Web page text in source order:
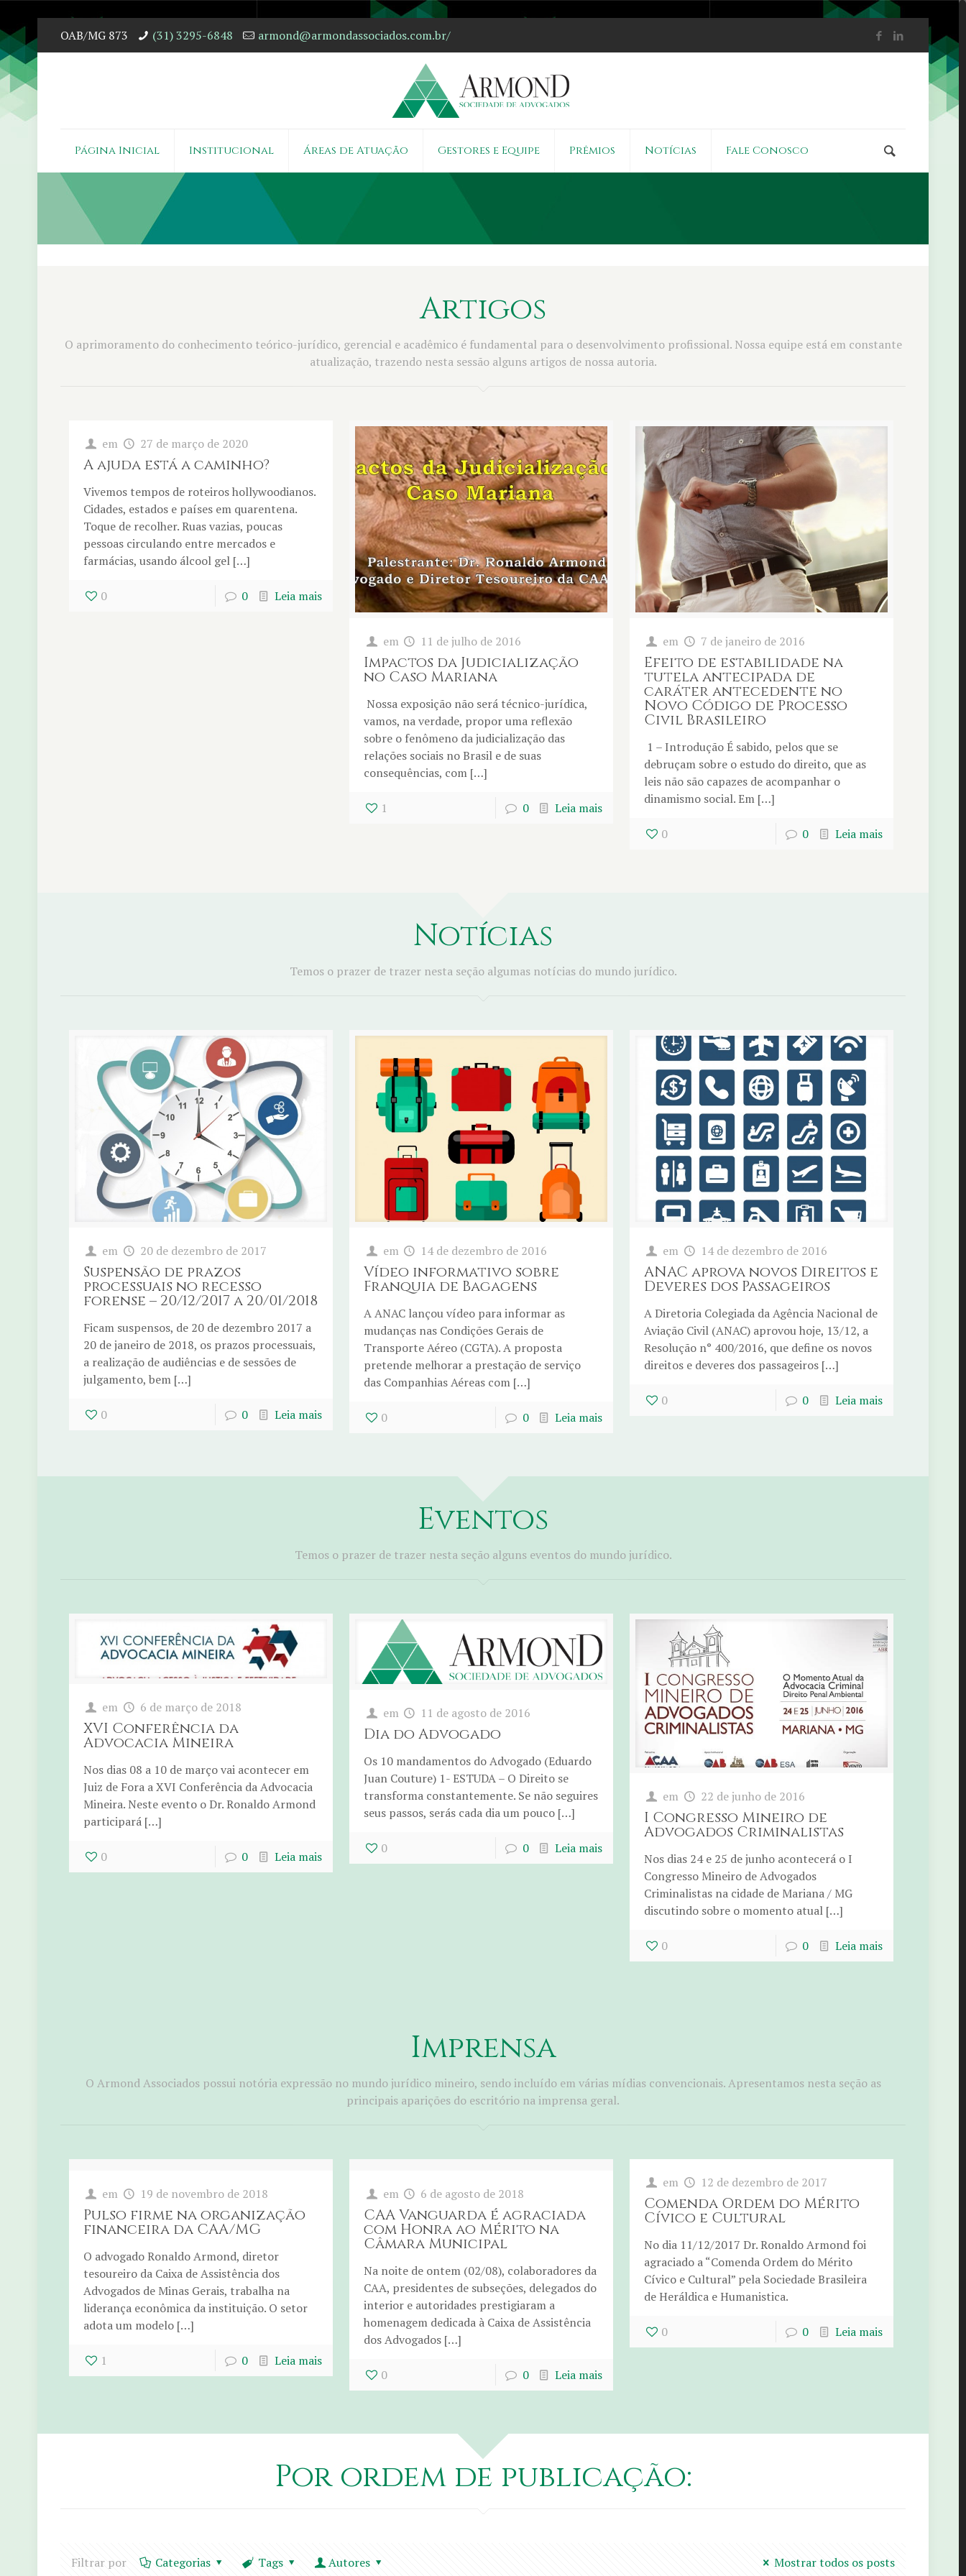
OAB/MG 873 (31) 3295-6848 armond@armondassociados.com.br/
Página Inicial Institucional Áreas de Atuação Gestores e Equipe Prêmios Notícias Fale Conosco
Artigos
O aprimoramento do conhecimento teórico-jurídico, gerencial e acadêmico é fundamental para o desenvolvimento profissional. Nossa equipe está em constante
atualização, trazendo nesta sessão alguns artigos de nossa autoria.
em 27 de março de 2020
A ajuda está a caminho?
Vivemos tempos de roteiros hollywoodianos.
Cidades, estados e países em quarentena.
Toque de recolher. Ruas vazias, poucas
pessoas circulando entre mercados e
farmácias, usando álcool gel […]
0 0 Leia mais
em 11 de julho de 2016
Impactos da Judicialização
no Caso Mariana
Nossa exposição não será técnico-jurídica,
vamos, na verdade, propor uma reflexão
sobre o fenômeno da judicialização das
relações sociais no Brasil e de suas
consequências, com […]
1 0 Leia mais
em 7 de janeiro de 2016
Efeito de estabilidade na
tutela antecipada de
caráter antecedente no
Novo Código de Processo
Civil Brasileiro
1 – Introdução É sabido, pelos que se
debruçam sobre o estudo do direito, que as
leis não são capazes de acompanhar o
dinamismo social. Em […]
0 0 Leia mais
Notícias
Temos o prazer de trazer nesta seção algumas notícias do mundo jurídico.
em 20 de dezembro de 2017
Suspensão de prazos
processuais no recesso
forense – 20/12/2017 a 20/01/2018
Ficam suspensos, de 20 de dezembro 2017 a
20 de janeiro de 2018, os prazos processuais,
a realização de audiências e de sessões de
julgamento, bem […]
0 0 Leia mais
em 14 de dezembro de 2016
Vídeo informativo sobre
Franquia de Bagagens
A ANAC lançou vídeo para informar as
mudanças nas Condições Gerais de
Transporte Aéreo (CGTA). A proposta
pretende melhorar a prestação de serviço
das Companhias Aéreas com […]
0 0 Leia mais
em 14 de dezembro de 2016
ANAC aprova novos Direitos e
Deveres dos Passageiros
A Diretoria Colegiada da Agência Nacional de
Aviação Civil (ANAC) aprovou hoje, 13/12, a
Resolução n° 400/2016, que define os novos
direitos e deveres dos passageiros […]
0 0 Leia mais
Eventos
Temos o prazer de trazer nesta seção alguns eventos do mundo jurídico.
em 6 de março de 2018
XVI Conferência da
Advocacia Mineira
Nos dias 08 a 10 de março vai acontecer em
Juiz de Fora a XVI Conferência da Advocacia
Mineira. Neste evento o Dr. Ronaldo Armond
participará […]
0 0 Leia mais
em 11 de agosto de 2016
Dia do Advogado
Os 10 mandamentos do Advogado (Eduardo
Juan Couture) 1- ESTUDA – O Direito se
transforma constantemente. Se não seguires
seus passos, serás cada dia um pouco […]
0 0 Leia mais
em 22 de junho de 2016
I Congresso Mineiro de
Advogados Criminalistas
Nos dias 24 e 25 de junho acontecerá o I
Congresso Mineiro de Advogados
Criminalistas na cidade de Mariana / MG
discutindo sobre o momento atual […]
0 0 Leia mais
Imprensa
O Armond Associados possui notória expressão no mundo jurídico mineiro, sendo incluído em várias mídias convencionais. Apresentamos nesta seção as
principais aparições do escritório na imprensa geral.
em 19 de novembro de 2018
Pulso firme na organização
financeira da CAA/MG
O advogado Ronaldo Armond, diretor
tesoureiro da Caixa de Assistência dos
Advogados de Minas Gerais, trabalha na
liderança econômica da instituição. O setor
adota um modelo […]
1 0 Leia mais
em 6 de agosto de 2018
CAA Vanguarda é agraciada
com Honra ao Mérito na
Câmara Municipal
Na noite de ontem (02/08), colaboradores da
CAA, presidentes de subseções, delegados do
interior e autoridades prestigiaram a
homenagem dedicada à Caixa de Assistência
dos Advogados […]
0 0 Leia mais
em 12 de dezembro de 2017
Comenda Ordem do Mérito
Cívico e Cultural
No dia 11/12/2017 Dr. Ronaldo Armond foi
agraciado a “Comenda Ordem do Mérito
Cívico e Cultural” pela Sociedade Brasileira
de Heráldica e Humanistica.
0 0 Leia mais
Por ordem de publicação:
Filtrar por Categorias Tags Autores Mostrar todos os posts